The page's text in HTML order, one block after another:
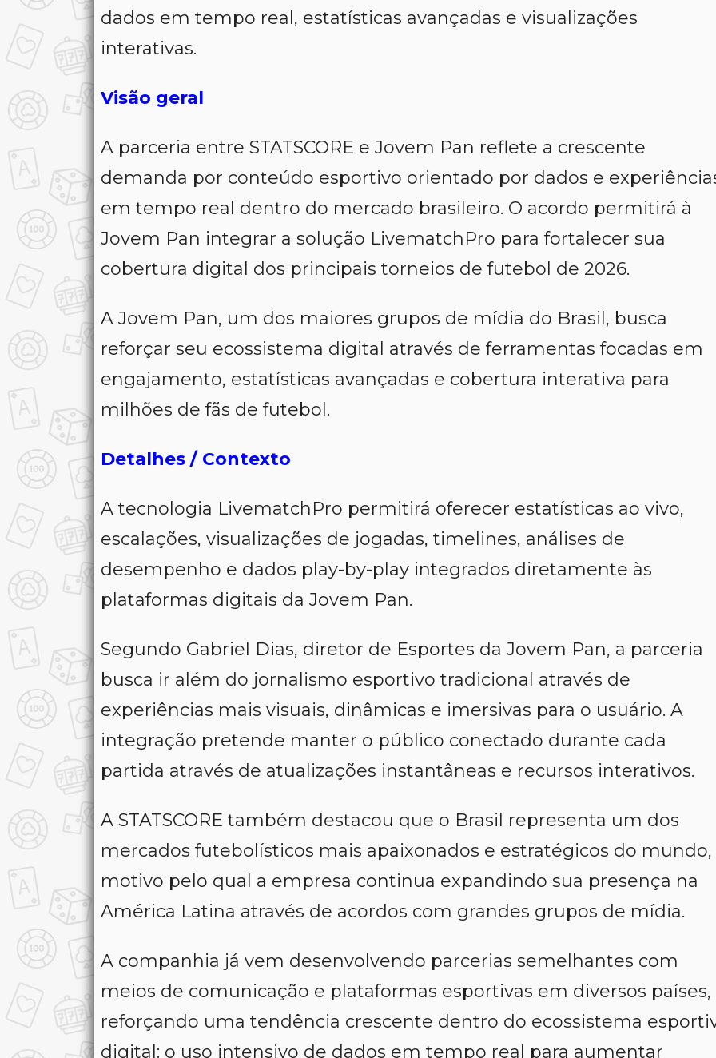
dados em tempo real, estatísticas avançadas e visualizações
interativas.
Visão geral
A parceria entre STATSCORE e Jovem Pan reflete a crescente
demanda por conteúdo esportivo orientado por dados e
em tempo real dentro do mercado brasileiro. O acordo permitirá à
Jovem Pan integrar a solução LivematchPro para fortalecer sua
cobertura digital dos principais torneios de futebol de 2026.
A Jovem Pan, um dos maiores grupos de mídia do Brasil, busca
reforçar seu ecossistema digital através de ferramentas focadas em
engajamento, estatísticas avançadas e cobertura interativa para
milhões de fãs de futebol.
Detalhes / Contexto
A tecnologia LivematchPro permitirá oferecer estatísticas ao vivo,
escalações, visualizações de jogadas, timelines, análises de
desempenho e dados play-by-play integrados diretamente às
plataformas digitais da Jovem Pan.
Segundo Gabriel Dias, diretor de Esportes da Jovem Pan, a parceria
busca ir além do jornalismo esportivo tradicional através de
experiências mais visuais, dinâmicas e imersivas para o usuário. A
integração pretende manter o público conectado durante cada
partida através de atualizações instantâneas e recursos interativos.
A STATSCORE também destacou que o Brasil representa um dos
mercados futebolísticos mais apaixonados e estratégicos do mundo,
motivo pelo qual a empresa continua expandindo sua presença na
América Latina através de acordos com grandes grupos de mídia.
A companhia já vem desenvolvendo parcerias semelhantes com
meios de comunicação e plataformas esportivas em diversos países,
reforçando uma tendência crescente dentro do ecossistema
digital: o uso intensivo de dados em tempo real para aumentar